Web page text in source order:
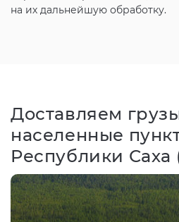
на их дальнейшую обработку.
Доставляем
населенные
Республики Саха